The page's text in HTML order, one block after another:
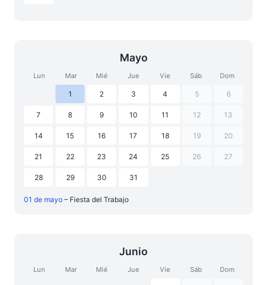
Mayo
Lun Mar Mié Jue Vie Sáb Dom
1 2 3 4 5 6
7 8 9 10 11 12 13
14 15 16 17 18 19 20
21 22 23 24 25 26 27
28 29 30 31
01 de mayo – Fiesta del Trabajo
Junio
Lun Mar Mié Jue Vie Sáb Dom